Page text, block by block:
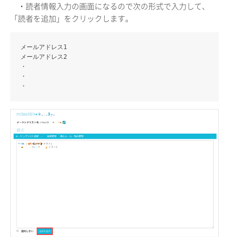
・読者情報入力の画面になるので次の形式で入力して、
「読者を追加」をクリックします。
メールアドレス1
メールアドレス2
・
・
・